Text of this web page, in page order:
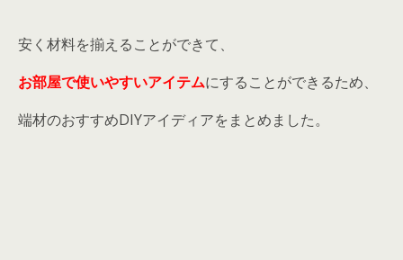
安く材料を揃えることができて、
お部屋で使いやすいアイテムにすることができるため、
端材のおすすめDIYアイディアをまとめました。